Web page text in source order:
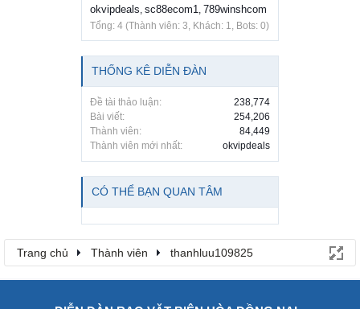
okvipdeals, sc88ecom1, 789winshcom
Tổng: 4 (Thành viên: 3, Khách: 1, Bots: 0)
THỐNG KÊ DIỄN ĐÀN
Đề tài thảo luận:
238,774
Bài viết:
254,206
Thành viên:
84,449
Thành viên mới nhất:
okvipdeals
CÓ THỂ BẠN QUAN TÂM
Trang chủ Thành viên thanhluu109825